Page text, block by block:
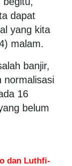
dapat
yang kita
malam.
banjir,
normalisasi
16
belum
dan Luthfi-